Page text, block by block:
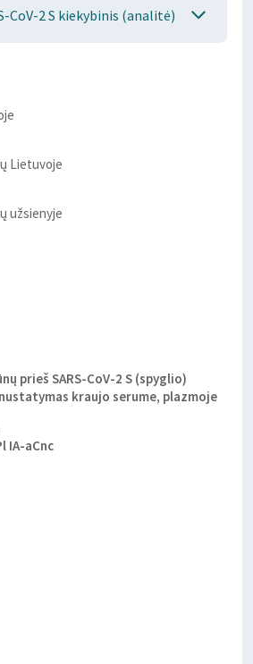
CoV-2 S kiekybinis (analitė)
Lietuvoje
užsienyje
prieš SARS-CoV-2 S (spyglio)
kraujo serume, plazmoje
IA-aCnc